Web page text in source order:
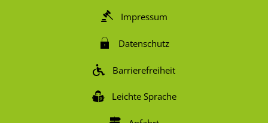
Impressum
Datenschutz
Barrierefreiheit
Leichte Sprache